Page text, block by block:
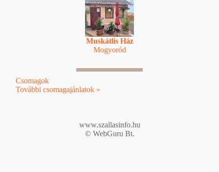
Muskátlis Ház
Mogyoród
Csomagok
További csomagajánlatok »
www.szallasinfo.hu
© WebGuru Bt.